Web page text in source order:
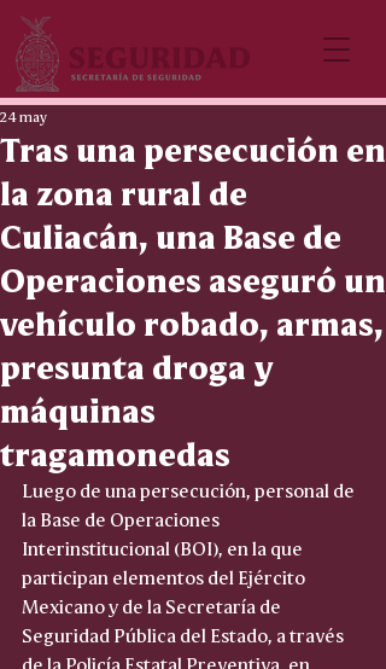
Tras una persecución en
la zona rural de
Culiacán, una Base de
Operaciones aseguró un
vehículo robado, armas,
presunta droga y
máquinas
tragamonedas
24 may
Luego de una persecución, personal de
la Base de Operaciones
Interinstitucional (BOI), en la que
participan elementos del Ejército
Mexicano y de la Secretaría de
Seguridad Pública del Estado, a través
de la Policía Estatal Preventiva, en